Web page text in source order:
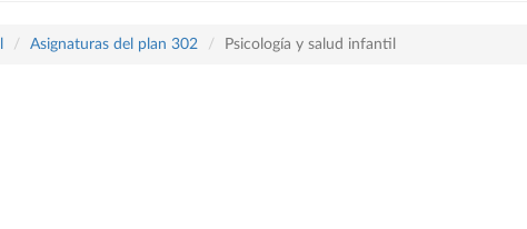
Asignaturas del plan 302 Psicología y salud infantil